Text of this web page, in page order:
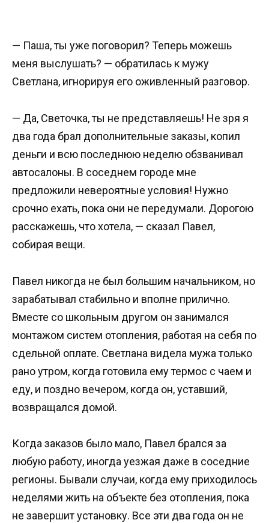
— Паша, ты уже поговорил? Теперь можешь
меня выслушать? — обратилась к мужу
Светлана, игнорируя его оживленный разговор.
— Да, Светочка, ты не представляешь! Не зря я
два года брал дополнительные заказы, копил
деньги и всю последнюю неделю обзванивал
автосалоны. В соседнем городе мне
предложили невероятные условия! Нужно
срочно ехать, пока они не передумали. Дорогою
расскажешь, что хотела, — сказал Павел,
собирая вещи.
Павел никогда не был большим начальником, но
зарабатывал стабильно и вполне прилично.
Вместе со школьным другом он занимался
монтажом систем отопления, работая на себя по
сдельной оплате. Светлана видела мужа только
рано утром, когда готовила ему термос с чаем и
еду, и поздно вечером, когда он, уставший,
возвращался домой.
Когда заказов было мало, Павел брался за
любую работу, иногда уезжая даже в соседние
регионы. Бывали случаи, когда ему приходилось
неделями жить на объекте без отопления, пока
не завершит установку. Все эти два года он не